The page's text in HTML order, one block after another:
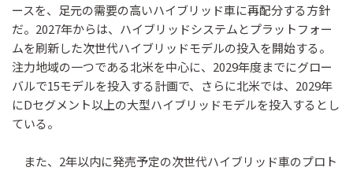
ースを、足元の需要の高いハイブリッド車に再配分する方針
だ。2027年からは、ハイブリッドシステムとプラットフォー
ムを刷新した次世代ハイブリッドモデルの投入を開始する。
注力地域の一つである北米を中心に、2029年度までにグロー
バルで15モデルを投入する計画で、さらに北米では、2029年
にDセグメント以上の大型ハイブリッドモデルを投入するとし
ている。
また、2年以内に発売予定の次世代ハイブリッド車のプロト